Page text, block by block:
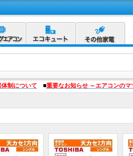
制について ■重要なお知らせ ～エアコンの